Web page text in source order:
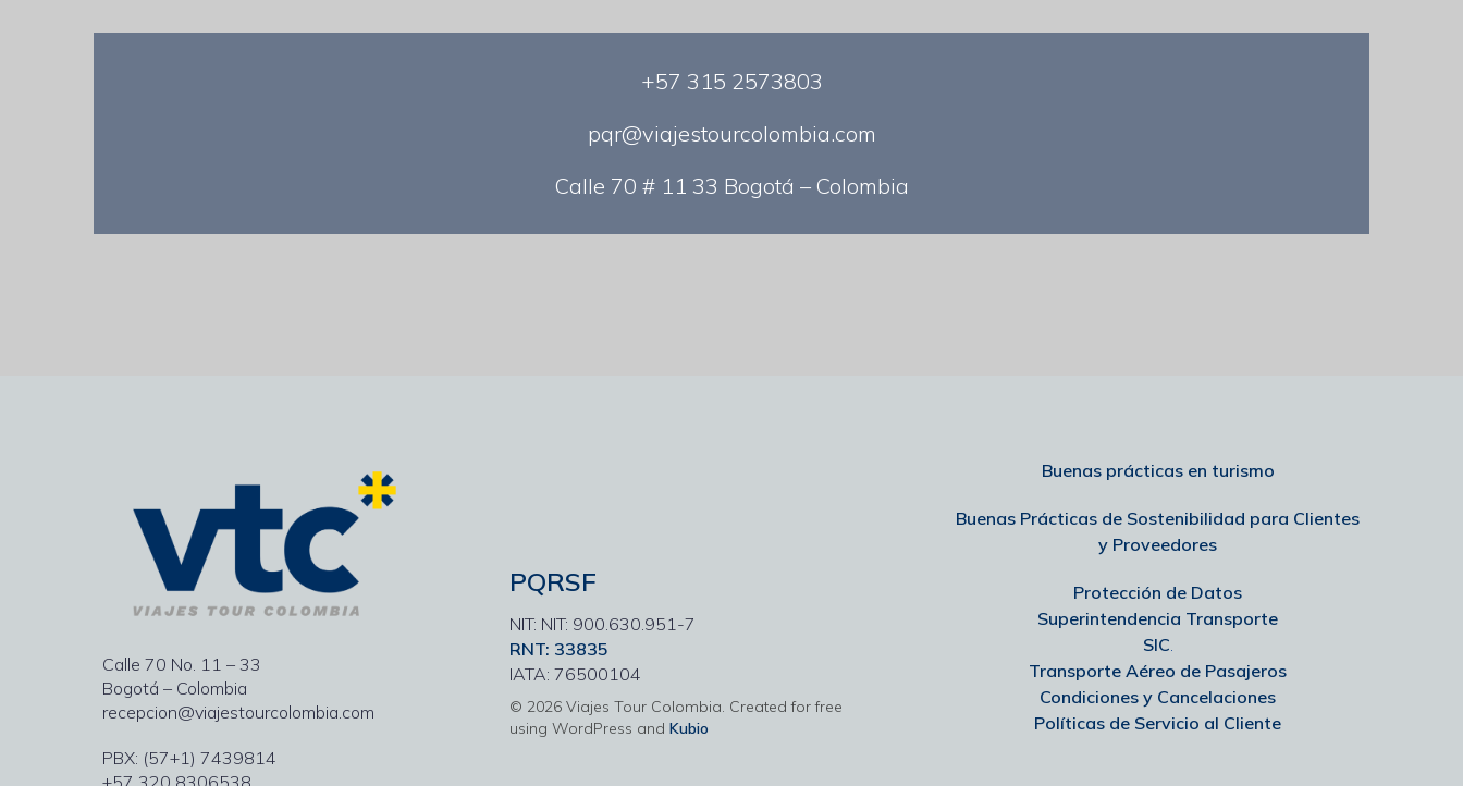
+57 315 2573803
pqr@viajestourcolombia.com
Calle 70 # 11 33 Bogotá – Colombia
Calle 70 No. 11 – 33
Bogotá – Colombia
recepcion@viajestourcolombia.com
PBX: (57+1) 7439814
PQRSF
NIT: NIT: 900.630.951-7
RNT: 33835
IATA: 76500104
© 2026 Viajes Tour Colombia. Created for free
using WordPress and Kubio
Buenas prácticas en turismo
Buenas Prácticas de Sostenibilidad para Clientes
y Proveedores
Protección de Datos
Superintendencia Transporte
SIC
Transporte Aéreo de Pasajeros
Condiciones y Cancelaciones
Políticas de Servicio al Cliente